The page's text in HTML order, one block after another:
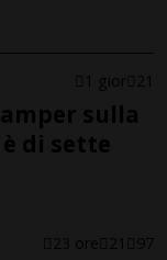
1 gior 21
sulla
di sette
23 ore 21 97